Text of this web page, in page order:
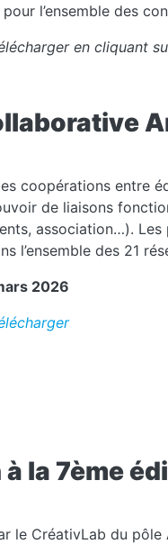
l’ensemble des
en cliquant
coopérations entre
de liaisons
association…).
l’ensemble des 21
2026
la 7ème
le CréativLab du